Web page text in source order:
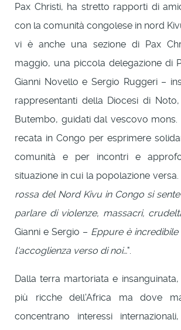
Pax Christi, ha stretto rapporti di
con la comunità congolese in nord
vi è anche una sezione di Pax
maggio, una piccola delegazione di
Gianni Novello e Sergio Ruggeri –
rappresentanti della Diocesi di
Butembo, guidati dal vescovo mons.
recata in Congo per esprimere
comunità e per incontri e
situazione in cui la popolazione versa.
rossa del Nord Kivu in Congo si
parlare di violenze, massacri,
Gianni e Sergio – Eppure è
l'accoglienza verso di noi…".
Dalla terra martoriata e
più ricche dell'Africa ma dove
concentrano interessi